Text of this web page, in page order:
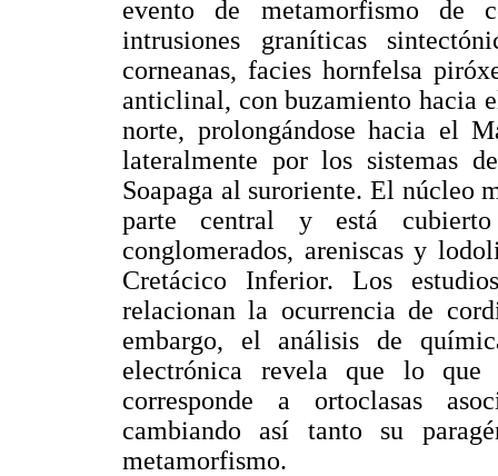
evento de metamorfismo de
intrusiones graníticas
corneanas, facies hornfelsa
anticlinal, con buzamiento hacia
norte, prolongándose hacia el
lateralmente por los sistemas
Soapaga al suroriente. El núcleo
parte central y está cubierto
conglomerados, areniscas y
Cretácico Inferior. Los
relacionan la ocurrencia de
embargo, el análisis de
electrónica revela que lo que
corresponde a ortoclasas
cambiando así tanto su
metamorfismo.